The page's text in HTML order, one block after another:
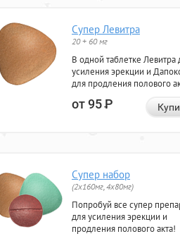
Супер Левитра
20 + 60 мг
В одной таблетке Левитра
усиления эрекции и
для продления полового
от 95Р
Супер набор
(2х160мг, 4х80мг)
Попробуй все супер
для усиления эрекции и
продления полового акта!